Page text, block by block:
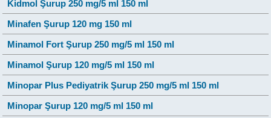
Kidmol Şurup 250 mg/5 ml 150 ml
Minafen Şurup 120 mg 150 ml
Minamol Fort Şurup 250 mg/5 ml 150 ml
Minamol Şurup 120 mg/5 ml 150 ml
Minopar Plus Pediyatrik Şurup 250 mg/5 ml 150 ml
Minopar Şurup 120 mg/5 ml 150 ml